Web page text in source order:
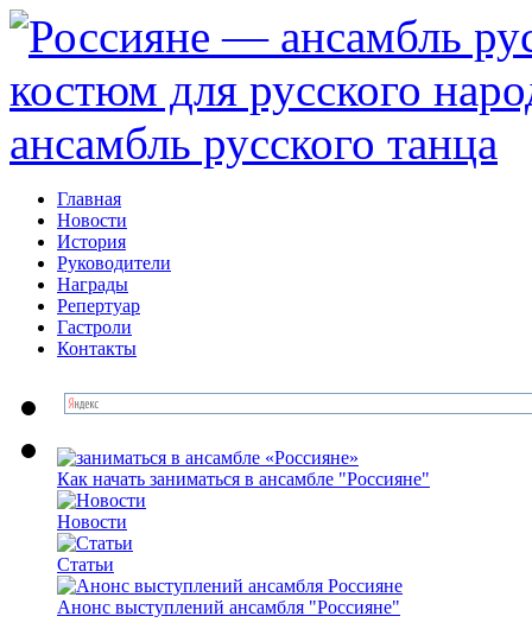
Главная
Новости
История
Руководители
Награды
Репертуар
Гастроли
Контакты
Как начать заниматься в ансамбле "Россияне"
Новоcти
Статьи
Анонс выступлений ансамбля "Россияне"